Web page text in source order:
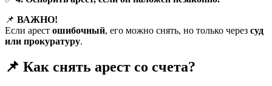
📌 ВАЖНО!
Если арест ошибочный, его можно снять, но только через суд
или прокуратуру.
📌 Как снять арест со счета?